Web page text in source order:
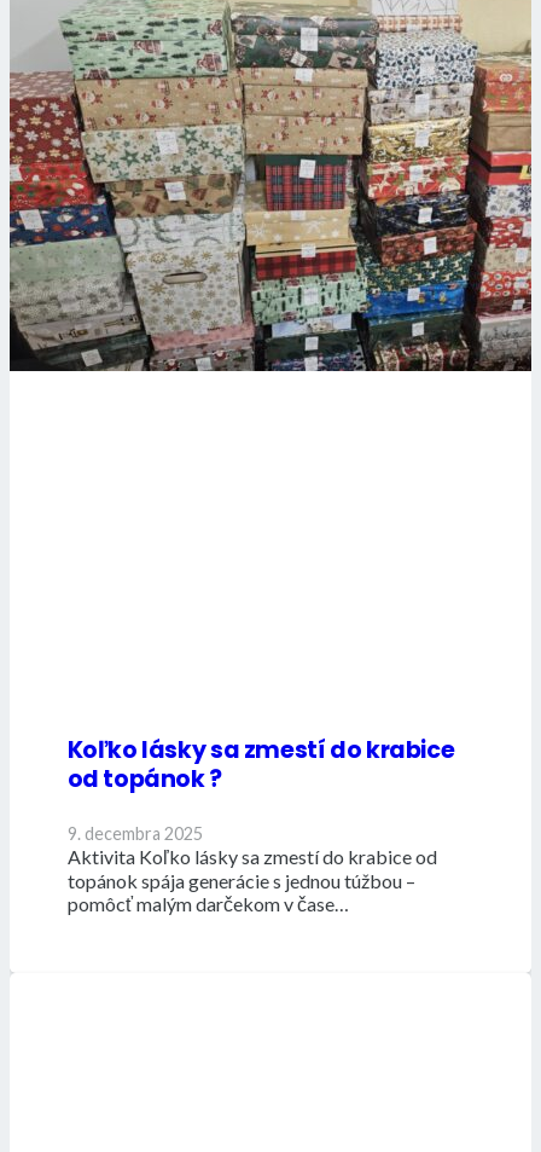
Koľko lásky sa zmestí do krabice
od topánok ?
9. decembra 2025
Aktivita Koľko lásky sa zmestí do krabice od
topánok spája generácie s jednou túžbou –
pomôcť malým darčekom v čase…